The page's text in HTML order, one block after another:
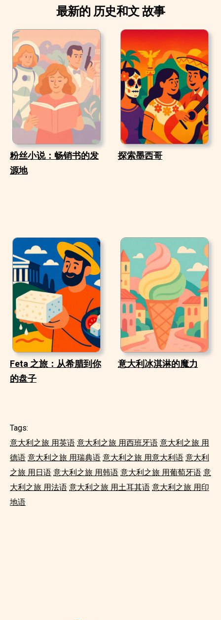
最新的 历史和文 故事
粉丝小说：畅销书的发
源地
探索墨西哥
Feta 之旅：从希腊到你
的盘子
意大利冰淇淋的魔力
Tags:
意大利之旅 用英语 意大利之旅 用西班牙语 意大利之旅 用
德语 意大利之旅 用瑞典语 意大利之旅 用意大利语 意大利
之旅 用日语 意大利之旅 用韩语 意大利之旅 用葡萄牙语 意
大利之旅 用法语 意大利之旅 用土耳其语 意大利之旅 用印
地语